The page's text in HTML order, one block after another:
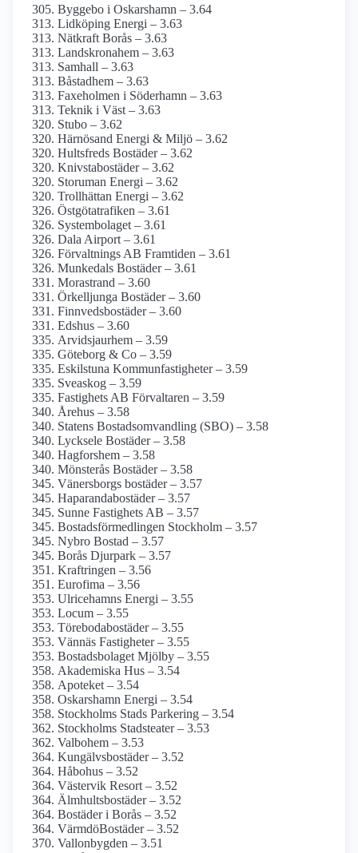
Byggebo i Oskarshamn – 3.64
Lidköping Energi – 3.63
Nätkraft Borås – 3.63
Landskronahem – 3.63
Samhall – 3.63
Båstadhem – 3.63
Faxeholmen i Söderhamn – 3.63
Teknik i Väst – 3.63
Stubo – 3.62
Härnösand Energi & Miljö – 3.62
Hultsfreds Bostäder – 3.62
Knivstabostäder – 3.62
Storuman Energi – 3.62
Trollhättan Energi – 3.62
Östgötatrafiken – 3.61
Systembolaget – 3.61
Dala Airport – 3.61
Förvaltnings AB Framtiden – 3.61
Munkedals Bostäder – 3.61
Morastrand – 3.60
Örkelljunga Bostäder – 3.60
Finnvedsbostäder – 3.60
Edshus – 3.60
Arvidsjaurhem – 3.59
Göteborg & Co – 3.59
Eskilstuna Kommunfastigheter – 3.59
Sveaskog – 3.59
Fastighets AB Förvaltaren – 3.59
Årehus – 3.58
Statens Bostads­omvandling (SBO) – 3.58
Lycksele Bostäder – 3.58
Hagforshem – 3.58
Mönsterås Bostäder – 3.58
Vänersborgs bostäder – 3.57
Haparandabostäder – 3.57
Sunne Fastighets AB – 3.57
Bostadsförmedlingen Stockholm – 3.57
Nybro Bostad – 3.57
Borås Djurpark – 3.57
Kraftringen – 3.56
Eurofima – 3.56
Ulricehamns Energi – 3.55
Locum – 3.55
Törebodabostäder – 3.55
Vännäs Fastigheter – 3.55
Bostadsbolaget Mjölby – 3.55
Akademiska Hus – 3.54
Apoteket – 3.54
Oskarshamn Energi – 3.54
Stockholms Stads Parkering – 3.54
Stockholms Stadsteater – 3.53
Valbohem – 3.53
Kungälvsbostäder – 3.52
Håbohus – 3.52
Västervik Resort – 3.52
Älmhultsbostäder – 3.52
Bostäder i Borås – 3.52
VärmdöBostäder – 3.52
Vallonbygden – 3.51